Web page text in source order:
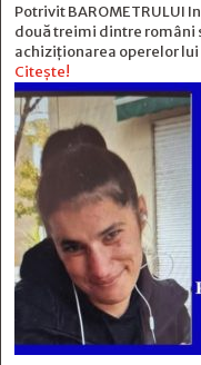
Potrivit BAROMETRULUI
două treimi dintre
achiziționarea operelor
Citește!